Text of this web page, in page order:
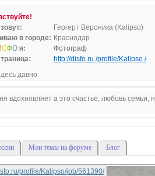
Гергерт Вероника (Kalipso)
в городе: Краснодар
СФО я:
Фотограф
http://disfo.ru /profile/Kalipso /
давно
вдохновляет а это счастье, любовь
Мои темы на форуме Блог
profile/Kalipso/job/561390/